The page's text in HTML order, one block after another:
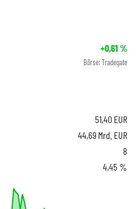
+0,61 %
Börse: Tradegate
51,40 EUR
44,69 Mrd. EUR
8
4,45 %